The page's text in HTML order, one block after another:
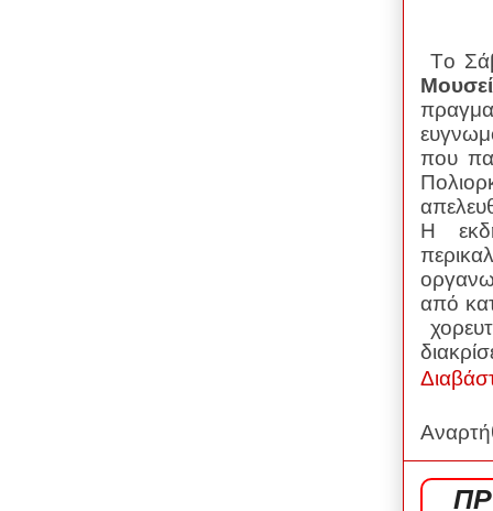
Tο
που
Η
από